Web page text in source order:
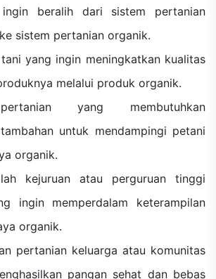
beralih dari sistem pertanian
sistem pertanian organik.
yang ingin meningkatkan kualitas
melalui produk organik.
yang membutuhkan
untuk mendampingi petani
organik.
kejuruan atau perguruan tinggi
ingin memperdalam keterampilan
organik.
pertanian keluarga atau komunitas
pangan sehat dan bebas